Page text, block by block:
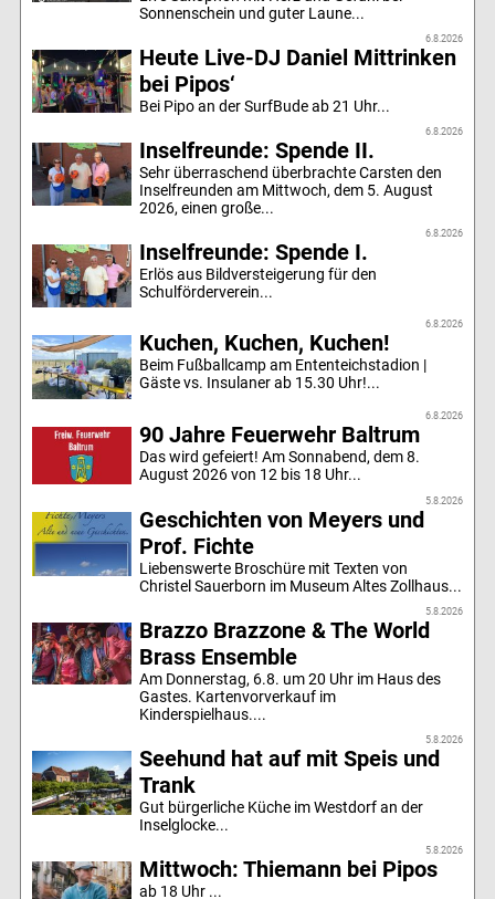
Sonnenschein und guter Laune...
6.8.2026
Heute Live-DJ Daniel Mittrinken
bei Pipos‘
Bei Pipo an der SurfBude ab 21 Uhr...
6.8.2026
Inselfreunde: Spende II.
Sehr überraschend überbrachte Carsten den
Inselfreunden am Mittwoch, dem 5. August
2026, einen große...
6.8.2026
Inselfreunde: Spende I.
Erlös aus Bildversteigerung für den
Schulförderverein...
6.8.2026
Kuchen, Kuchen, Kuchen!
Beim Fußballcamp am Ententeichstadion |
Gäste vs. Insulaner ab 15.30 Uhr!...
6.8.2026
90 Jahre Feuerwehr Baltrum
Das wird gefeiert! Am Sonnabend, dem 8.
August 2026 von 12 bis 18 Uhr...
5.8.2026
Geschichten von Meyers und
Prof. Fichte
Liebenswerte Broschüre mit Texten von
Christel Sauerborn im Museum Altes Zollhaus...
5.8.2026
Brazzo Brazzone & The World
Brass Ensemble
Am Donnerstag, 6.8. um 20 Uhr im Haus des
Gastes. Kartenvorverkauf im
Kinderspielhaus....
5.8.2026
Seehund hat auf mit Speis und
Trank
Gut bürgerliche Küche im Westdorf an der
Inselglocke...
5.8.2026
Mittwoch: Thiemann bei Pipos
ab 18 Uhr ...